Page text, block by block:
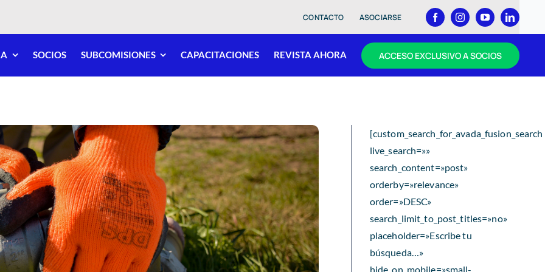
CONTACTO ASOCIARSE
SOCIOS SUBCOMISIONES CAPACITACIONES REVISTA AHORA ACCESO EXCLUSIVO A SOCIOS
[custom_search_for_avada_fusion_search
live_search=»»
search_content=»post»
orderby=»relevance»
order=»DESC»
search_limit_to_post_titles=»no»
placeholder=»Escribe tu
búsqueda…»
hide_on_mobile=»small-